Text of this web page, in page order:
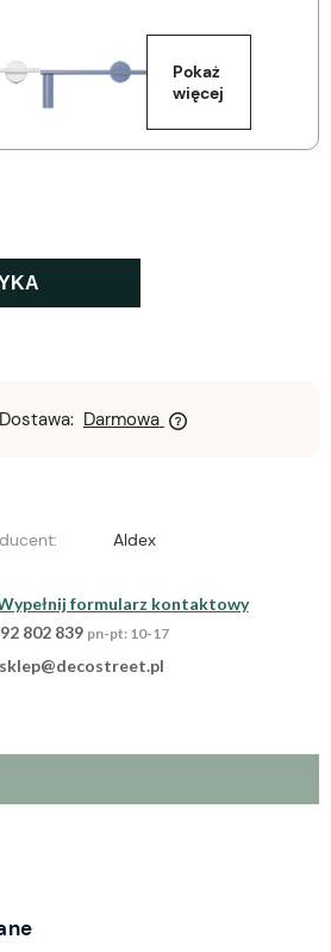
Pokaż
więcej
Dostawa: Darmowa
Aldex
formularz kontaktowy
802 839 pn-pt: 10-17
sklep@decostreet.pl